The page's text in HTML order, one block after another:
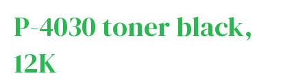
P-4030 toner black,
12K